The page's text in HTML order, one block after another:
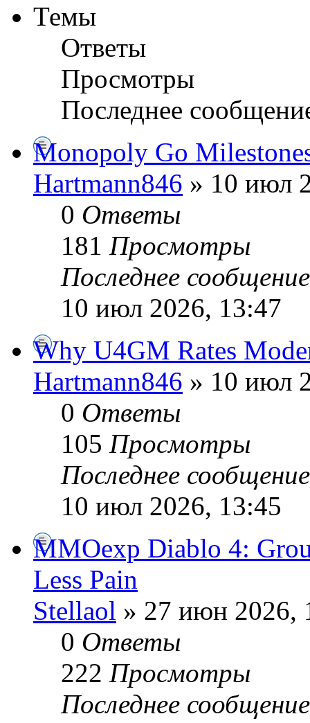
Темы
Ответы
Просмотры
Последнее
Monopoly Go
Hartmann846 » 10 июл
0 Ответы
181 Просмотры
Последнее
10 июл 2026, 13:47
Why U4GM Rates
Hartmann846 » 10 июл
0 Ответы
105 Просмотры
Последнее
10 июл 2026, 13:45
MMOexp Diablo 4:
Less Pain
Stellaol » 27 июн 2026,
0 Ответы
222 Просмотры
Последнее